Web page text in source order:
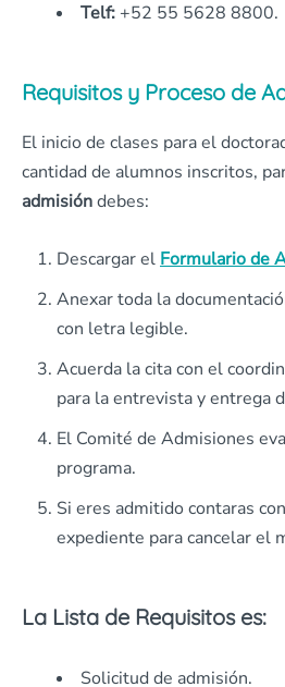
Telf: +52 55 5628 8800.
Requisitos y Proceso de
El inicio de clases para el
cantidad de alumnos inscritos,
admisióndebes:
Descargar el Formulario de
Anexar toda la
con letra legible.
Acuerda la cita con el
para la entrevista y entrega
El Comité de Admisiones
programa.
Si eres admitido contaras
expediente para cancelar el
La Lista de Requisitos es:
Solicitud de admisión.